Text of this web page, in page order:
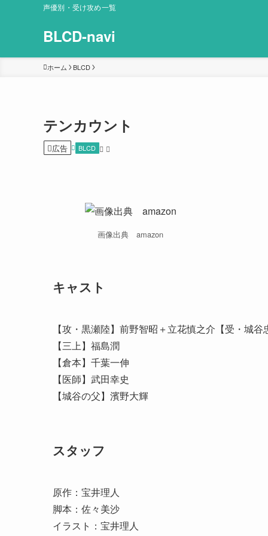
声優別・受け攻め一覧
BLCD-navi
ホーム BLCD
テンカウント
広告 BLCD
画像出典 amazon
キャスト
【攻・黒瀬陸】前野智昭＋立花慎之介【受・城谷
【三上】福島潤
【倉本】千葉一伸
【医師】武田幸史
【城谷の父】濱野大輝
スタッフ
原作：宝井理人
脚本：佐々美沙
イラスト：宝井理人